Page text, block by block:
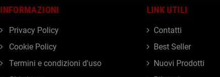
LINK UTILI
Contatti
Best Seller
Nuovi Prodotti
INFORMAZIONI
Privacy Policy
Cookie Policy
Termini e condizioni d'uso